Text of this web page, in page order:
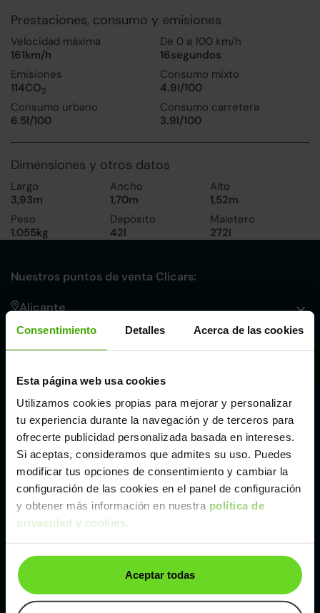
Consentimiento Detalles Acerca de las cookies
Esta página web usa cookies
Utilizamos cookies propias para mejorar y personalizar
tu experiencia durante la navegación y de terceros para
ofrecerte publicidad personalizada basada en intereses.
Si aceptas, consideramos que admites su uso. Puedes
modificar tus opciones de consentimiento y cambiar la
configuración de las cookies en el panel de configuración
y obtener más información en nuestra política de
privacidad y cookies.
Aceptar todas
Prestaciones, consumo y emisiones
Velocidad máxima
161km/h
De 0 a 100 km/h
16segundos
Emisiones
114CO2
Consumo mixto
4.9l/100
Consumo urbano
6.5l/100
Consumo carretera
3.9l/100
Dimensiones y otros datos
Largo
3,93m
Ancho
1,70m
Alto
1,52m
Peso
1.055kg
Depósito
42l
Maletero
272l
Nuestros puntos de venta Clicars:
Alicante
Córdoba
Málaga
Valencia
Zaragoza
Ver Ford Ka de segunda mano y ocasión
Ford Ka de segunda mano y ocasión